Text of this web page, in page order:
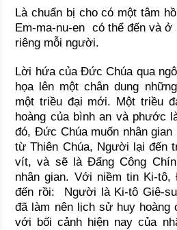
Là chuẩn bị cho có một tâm
Em-ma-nu-en có thể đến và
riêng mỗi người.
Lời hứa của Đức Chúa qua
họa lên một chân dung
một triều đại mới. Một triều
hoàng của bình an và phước
đó, Đức Chúa muốn nhân
từ Thiên Chúa, Người lại đến
vít, và sẽ là Đấng Công
nhân gian. Với niềm tin Ki-tô,
đến rồi: Người là Ki-tô Giê-
đã làm nên lịch sử huy
với bối cảnh hiện nay của